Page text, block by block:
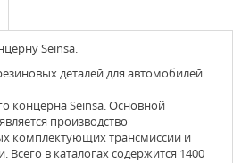
Seinsa.
деталей для автомобилей
концерна Seinsa. Основной
производство
комплектующих трансмиссии и
в каталогах содержится 1400